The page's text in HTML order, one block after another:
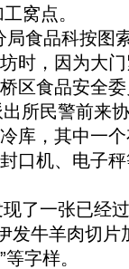
窝点。
食品科按图
时，因为大
区食品安全
所民警前来
库，其中一
口机、电子
了一张已经
发牛羊肉切
字样。